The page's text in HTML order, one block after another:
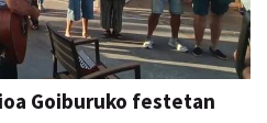
Goiburuko festetan